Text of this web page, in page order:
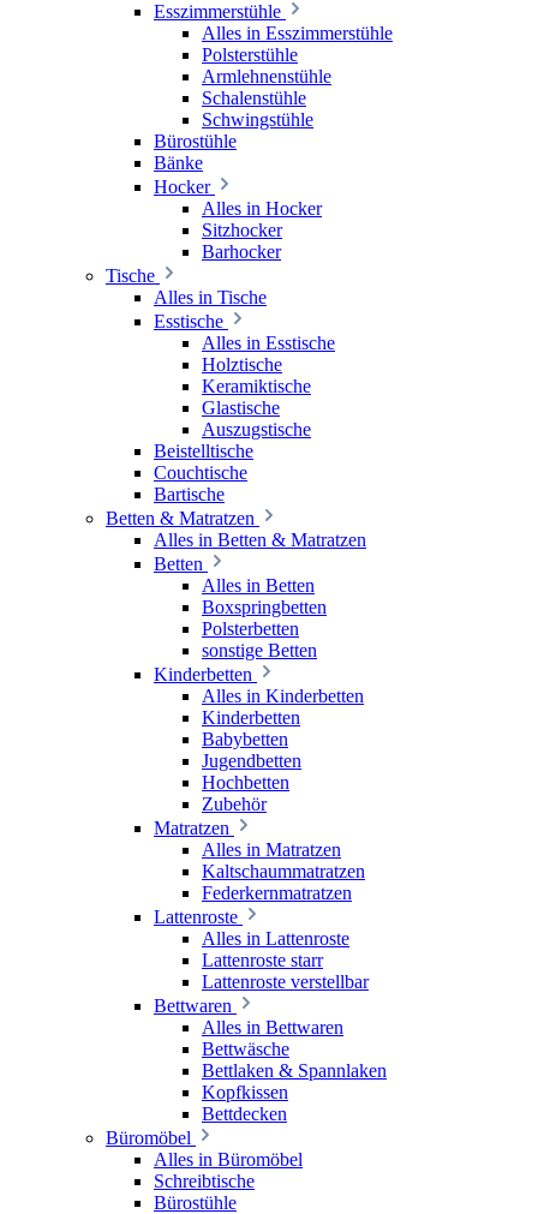
Esszimmerstühle
Alles in Esszimmerstühle
Polsterstühle
Armlehnenstühle
Schalenstühle
Schwingstühle
Bürostühle
Bänke
Hocker
Alles in Hocker
Sitzhocker
Barhocker
Tische
Alles in Tische
Esstische
Alles in Esstische
Holztische
Keramiktische
Glastische
Auszugstische
Beistelltische
Couchtische
Bartische
Betten & Matratzen
Alles in Betten & Matratzen
Betten
Alles in Betten
Boxspringbetten
Polsterbetten
sonstige Betten
Kinderbetten
Alles in Kinderbetten
Kinderbetten
Babybetten
Jugendbetten
Hochbetten
Zubehör
Matratzen
Alles in Matratzen
Kaltschaummatratzen
Federkernmatratzen
Lattenroste
Alles in Lattenroste
Lattenroste starr
Lattenroste verstellbar
Bettwaren
Alles in Bettwaren
Bettwäsche
Bettlaken & Spannlaken
Kopfkissen
Bettdecken
Büromöbel
Alles in Büromöbel
Schreibtische
Bürostühle